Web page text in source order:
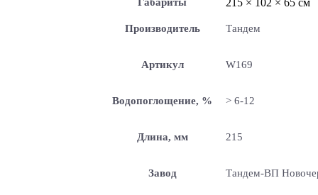
Габариты 215 × 102 × 65 см
Производитель Тандем
Артикул W169
Водопоглощение, % > 6-12
Длина, мм 215
Завод Тандем-ВП